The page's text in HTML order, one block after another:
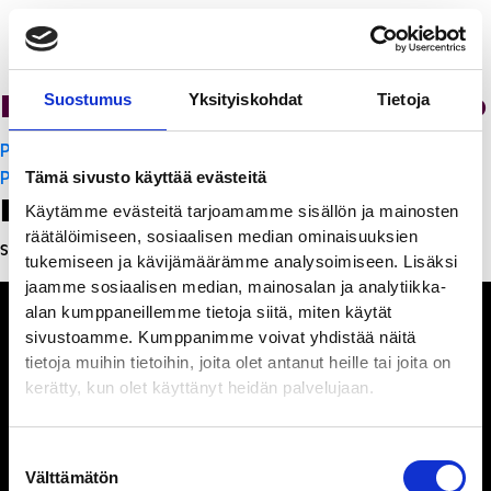
Suostumus Yksityiskohdat Tietoja
Tämä sivusto käyttää evästeitä
Käytämme evästeitä tarjoamamme sisällön ja mainosten
räätälöimiseen, sosiaalisen median ominaisuuksien
tukemiseen ja kävijämäärämme analysoimiseen. Lisäksi
jaamme sosiaalisen median, mainosalan ja analytiikka-
alan kumppaneillemme tietoja siitä, miten käytät
sivustoamme. Kumppanimme voivat yhdistää näitä
tietoja muihin tietoihin, joita olet antanut heille tai joita on
kerätty, kun olet käyttänyt heidän palvelujaan.
valinta
Välttämätön
Ristorante Momento
Artikkelien
selaus
PanchoVilla
PanchoVilla
Leave a Reply
Sinun täytyy kirjautua sisään